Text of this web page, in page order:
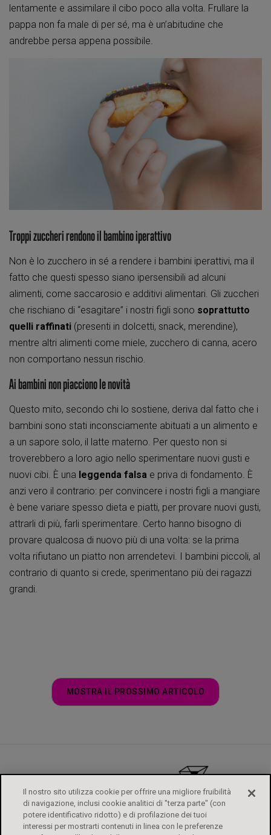
lentamente e assimilare il cibo poco alla volta. Frullare la
pappa non fa male di per sé, ma è un’abitudine che
andrebbe persa appena possibile.
Troppi zuccheri rendono il bambino iperattivo
Non è lo zucchero in sé a rendere i bambini iperattivi, ma il
fatto che questi spesso siano ipersensibili ad alcuni
alimenti, come saccarosio e additivi alimentari. Gli zuccheri
che rischiano di “esagitare” i nostri figli sono soprattutto
quelli raffinati (presenti in dolcetti, snack, merendine),
mentre altri alimenti come miele, zucchero di canna, acero
non comportano nessun rischio.
Ai bambini non piacciono le novità
Questo mito, secondo chi lo sostiene, deriva dal fatto che i
bambini sono stati inconsciamente abituati a un alimento e
a un sapore solo, il latte materno. Per questo non si
troverebbero a loro agio nello sperimentare nuovi gusti e
nuovi cibi. È una leggenda falsa e priva di fondamento. È
anzi vero il contrario: per convincere i nostri figli a mangiare
è bene variare spesso dieta e piatti, per provare nuovi gusti,
attrarli di più, farli sperimentare. Certo hanno bisogno di
provare qualcosa di nuovo più di una volta: se la prima
volta rifiutano un piatto non arrendetevi. I bambini piccoli, al
contrario di quanto si crede, sperimentano più dei ragazzi
grandi.
MOSTRA IL PROSSIMO ARTICOLO
Il nostro sito utilizza cookie per offrire una migliore fruibilità
di navigazione, inclusi cookie analitici di "terza parte" (con
potere identificativo ridotto) e di profilazione dei tuoi
interessi per mostrarti contenuti in linea con le preferenze